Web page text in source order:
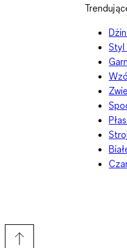
Styl